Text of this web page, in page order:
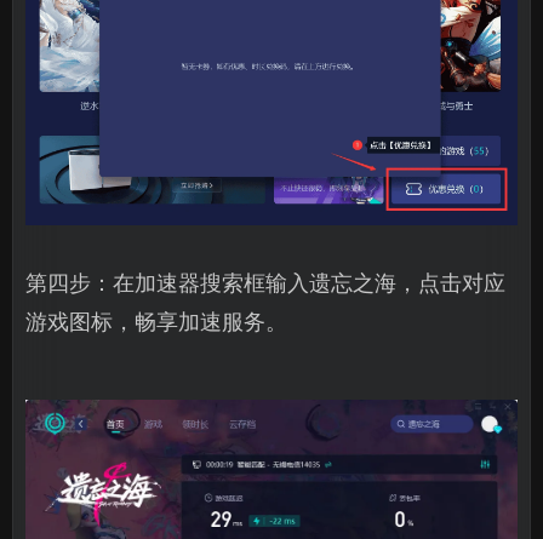
第四步：在加速器搜索框输入遗忘之海，点击对应
游戏图标，畅享加速服务。